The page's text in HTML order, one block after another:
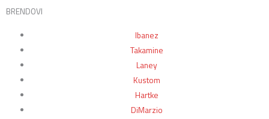
BRENDOVI
Ibanez
Takamine
Laney
Kustom
Hartke
DiMarzio